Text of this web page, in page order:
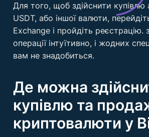
Для того, щоб здійснити
USDT, або іншої валюти,
Exchange і пройдіть реєстрацію.
операції інтуїтивно, і жодних
вам не знадобиться.
Де можна
купівлю та
криптовалюти у